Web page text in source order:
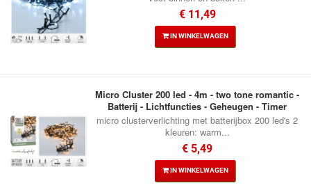
€ 11,49
IN WINKELWAGEN
Micro Cluster 200 led - 4m - two tone romantic -
Batterij - Lichtfuncties - Geheugen - Timer
micro clusterverlichting met batterijbox 200 led's 2
kleuren: warm...
€ 5,49
IN WINKELWAGEN